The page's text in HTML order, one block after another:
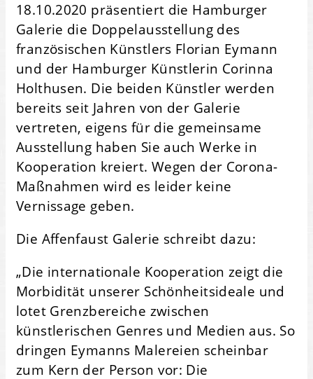
18.10.2020 präsentiert die Hamburger
Galerie die Doppelausstellung des
französischen Künstlers Florian Eymann
und der Hamburger Künstlerin Corinna
Holthusen. Die beiden Künstler werden
bereits seit Jahren von der Galerie
vertreten, eigens für die gemeinsame
Ausstellung haben Sie auch Werke in
Kooperation kreiert. Wegen der Corona-
Maßnahmen wird es leider keine
Vernissage geben.
Die Affenfaust Galerie schreibt dazu:
„Die internationale Kooperation zeigt die
Morbidität unserer Schönheitsideale und
lotet Grenzbereiche zwischen
künstlerischen Genres und Medien aus. So
dringen Eymanns Malereien scheinbar
zum Kern der Person vor: Die